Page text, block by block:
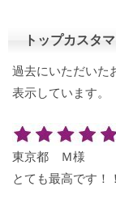
トップカスタ
過去にいただいた
表示しています。
東京都 Ｍ様
とても最高です！